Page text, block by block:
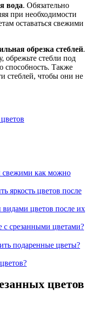
вода. Обязательно
при необходимости
оставаться свежими
обрезка стеблей.
обрежьте стебли под
Также
стеблей, чтобы они не
свежими как можно
яркость цветов после
видами цветов после их
с срезанными цветами?
подаренные цветы?
цветов